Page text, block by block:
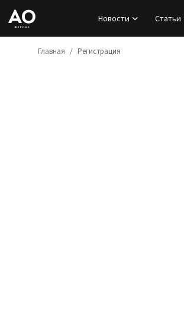
Новости Статьи
Главная Регистрация